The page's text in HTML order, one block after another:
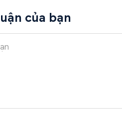
của bạn